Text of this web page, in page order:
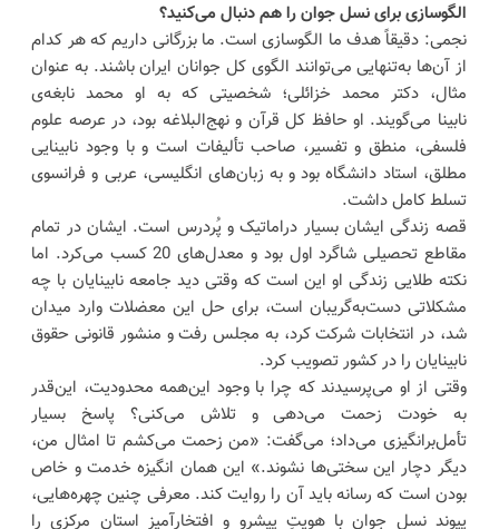
الگوسازی برای نسل جوان را هم دنبال می‌کنید؟
نجمی: دقیقاً هدف ما الگوسازی است. ما بزرگانی داریم که هر کدام
از آن‌ها به‌تنهایی می‌توانند الگوی کل جوانان ایران باشند. به عنوان
مثال، دکتر محمد خزائلی؛ شخصیتی که به او محمد نابغه‌ی
نابینا می‌گویند. او حافظ کل قرآن و نهج‌البلاغه بود، در عرصه علوم
فلسفی، منطق و تفسیر، صاحب تألیفات است و با وجود نابینایی
مطلق، استاد دانشگاه بود و به زبان‌های انگلیسی، عربی و فرانسوی
تسلط کامل داشت.
قصه زندگی ایشان بسیار دراماتیک و پُردرس است. ایشان در تمام
مقاطع تحصیلی شاگرد اول بود و معدل‌های 20 کسب می‌کرد. اما
نکته طلایی زندگی او این است که وقتی دید جامعه نابینایان با چه
مشکلاتی دست‌به‌گریبان است، برای حل این معضلات وارد میدان
شد، در انتخابات شرکت کرد، به مجلس رفت و منشور قانونی حقوق
نابینایان را در کشور تصویب کرد.
وقتی از او می‌پرسیدند که چرا با وجود این‌همه محدودیت، این‌قدر
به خودت زحمت می‌دهی و تلاش می‌کنی؟ پاسخ بسیار
تأمل‌برانگیزی می‌داد؛ می‌گفت: «من زحمت می‌کشم تا امثال من،
دیگر دچار این سختی‌ها نشوند.» این همان انگیزه خدمت و خاص
بودن است که رسانه باید آن را روایت کند. معرفی چنین چهره‌هایی،
پیوند نسل جوان با هویتِ پیشرو و افتخارآمیز استان مرکزی را